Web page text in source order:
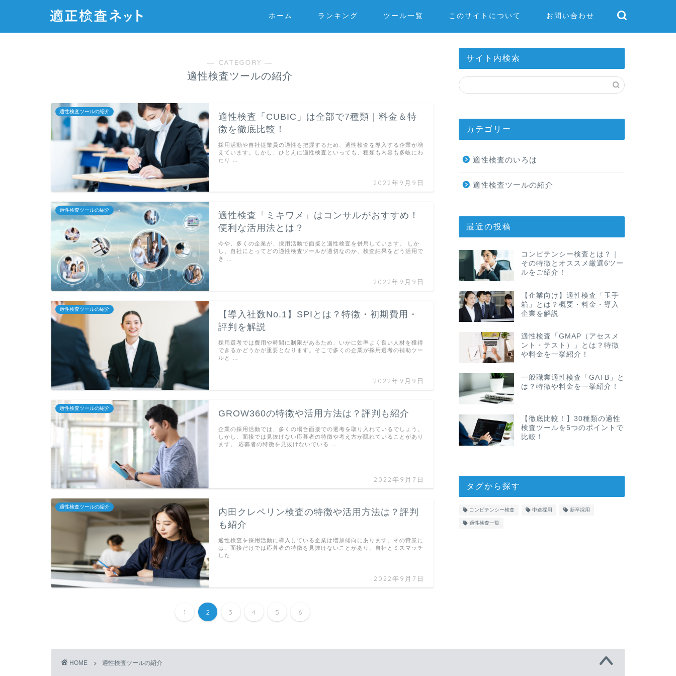
ホーム ランキング ツール一覧 このサイトについて お問い合わせ
― CATEGORY ―
適性検査ツールの紹介
適性検査ツールの紹介
適性検査「CUBIC」は全部で7種類｜料金＆特
徴を徹底比較！
2022年9月9日
採用活動や自社従業員の適性を把握するため、適性検査を導入する企業が増
えています。しかし、ひとえに適性検査といっても、種類も内容も多岐にわ
たり …
適性検査ツールの紹介
適性検査「ミキワメ」はコンサルがおすすめ！
便利な活用法とは？
2022年9月9日
今や、多くの企業が、採用活動で面接と適性検査を併用しています。 しか
し、自社にとってどの適性検査ツールが適切なのか、検査結果をどう活用で
き …
適性検査ツールの紹介
【導入社数No.1】SPIとは？特徴・初期費用・
評判を解説
2022年9月9日
採用選考では費用や時間に制限があるため、いかに効率よく良い人材を獲得
できるかどうかが重要となります。そこで多くの企業が採用選考の補助ツー
ルと …
適性検査ツールの紹介
GROW360の特徴や活用方法は？評判も紹介
2022年9月7日
企業の採用活動では、多くの場合面接での選考を取り入れているでしょう。
しかし、面接では見抜けない応募者の特徴や考え方が隠れていることがあり
ます。 応募者の特徴を見抜けないでいる …
適性検査ツールの紹介
内田クレペリン検査の特徴や活用方法は？評判
も紹介
2022年9月7日
適性検査を採用活動に導入している企業は増加傾向にあります。その背景に
は、面接だけでは応募者の特徴を見抜けないことがあり、自社とミスマッチ
した …
1 2 3 4 5 6
サイト内検索
カテゴリー
適性検査のいろは
適性検査ツールの紹介
最近の投稿
コンピテンシー検査とは？｜
その特徴とオススメ厳選6ツー
ルをご紹介！
【企業向け】適性検査「玉手
箱」とは？概要・料金・導入
企業を解説
適性検査「GMAP（アセスメ
ント・テスト）」とは？特徴
や料金を一挙紹介！
一般職業適性検査「GATB」と
は？特徴や料金を一挙紹介！
【徹底比較！】30種類の適性
検査ツールを5つのポイントで
比較！
タグから探す
コンピテンシー検査 中途採用 新卒採用
適性検査一覧
HOME 適性検査ツールの紹介